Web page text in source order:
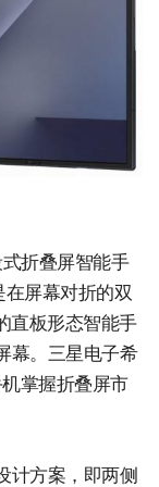
折叠屏智能手
在屏幕对折的双
直板形态智能手
幕。三星电子希
掌握折叠屏市
计方案，即两侧